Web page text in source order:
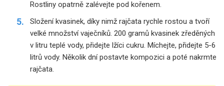
Rostliny opatrně zalévejte pod kořenem.
Složení kvasinek, díky nimž rajčata rychle rostou a tvoří
velké množství vaječníků. 200 gramů kvasinek zředěných
v litru teplé vody, přidejte lžíci cukru. Míchejte, přidejte 5-6
litrů vody. Několik dní postavte kompozici a poté nakrmte
rajčata.